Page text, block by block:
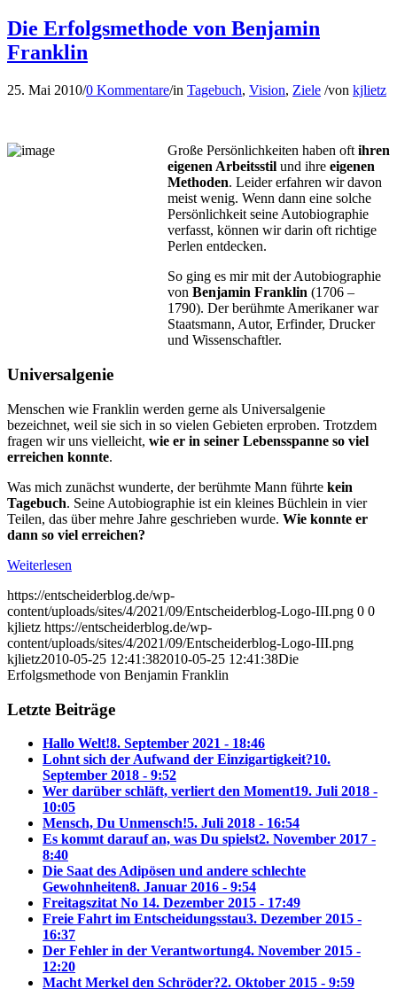
Die Erfolgsmethode von Benjamin
Franklin
25. Mai 2010/0 Kommentare/in Tagebuch, Vision, Ziele /von kjlietz
Große Persönlichkeiten haben oft ihren
eigenen Arbeitsstil und ihre eigenen
Methoden. Leider erfahren wir davon
meist wenig. Wenn dann eine solche
Persönlichkeit seine Autobiographie
ver­fasst, können wir darin oft richtige
Perlen entdecken.
So ging es mir mit der Autobiographie
von Benjamin Franklin (1706 –
1790). Der berühmte Amerikaner war
Staats­mann, Autor, Erfinder, Drucker
und Wis­sen­schaftler.
Universalgenie
Menschen wie Franklin werden gerne als Universalgenie
bezeichnet, weil sie sich in so vielen Gebieten erproben. Trotzdem
fragen wir uns vielleicht, wie er in seiner Lebensspanne so viel
erreichen konnte.
Was mich zunächst wunderte, der berühmte Mann führte kein
Tagebuch. Seine Autobiographie ist ein kleines Büchlein in vier
Teilen, das über mehre Jahre geschrieben wurde. Wie konnte er
dann so viel erreichen?
Weiterlesen
https://entscheiderblog.de/wp-
content/uploads/sites/4/2021/09/Entscheiderblog-Logo-III.png 0 0
kjlietz https://entscheiderblog.de/wp-
content/uploads/sites/4/2021/09/Entscheiderblog-Logo-III.png
kjlietz2010-05-25 12:41:382010-05-25 12:41:38Die
Erfolgsmethode von Benjamin Franklin
Letzte Beiträge
Hallo Welt!8. September 2021 - 18:46
Lohnt sich der Aufwand der Einzigartigkeit?10.
September 2018 - 9:52
Wer darüber schläft, verliert den Moment19. Juli 2018 -
10:05
Mensch, Du Unmensch!5. Juli 2018 - 16:54
Es kommt darauf an, was Du spielst2. November 2017 -
8:40
Die Saat des Adipösen und andere schlechte
Gewohnheiten8. Januar 2016 - 9:54
Freitagszitat No 14. Dezember 2015 - 17:49
Freie Fahrt im Entscheidungsstau3. Dezember 2015 -
16:37
Der Fehler in der Verantwortung4. November 2015 -
12:20
Macht Merkel den Schröder?2. Oktober 2015 - 9:59